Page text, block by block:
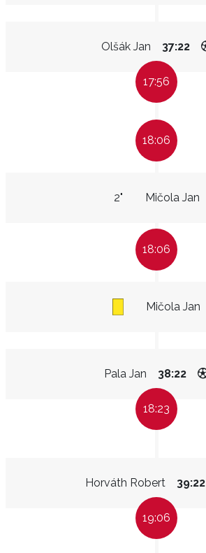
Olšák Jan 37:22
17:56
18:06
Mičola Jan
2"
18:06
Mičola Jan
Pala Jan 38:22
18:23
Horváth Robert 39:22
19:06